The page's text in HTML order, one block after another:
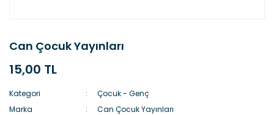
Can Çocuk Yayınları
15,00 TL
Kategori
Çocuk - Genç
Marka
Can Çocuk Yayınları